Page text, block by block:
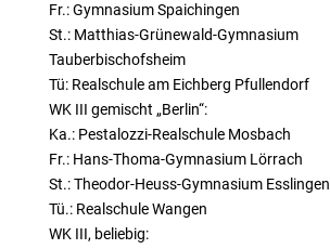
Fr.: Gymnasium Spaichingen
St.: Matthias-Grünewald-Gymnasium
Tauberbischofsheim
Tü: Realschule am Eichberg Pfullendorf
WK III gemischt „Berlin“:
Ka.: Pestalozzi-Realschule Mosbach
Fr.: Hans-Thoma-Gymnasium Lörrach
St.: Theodor-Heuss-Gymnasium Esslingen
Tü.: Realschule Wangen
WK III, beliebig: